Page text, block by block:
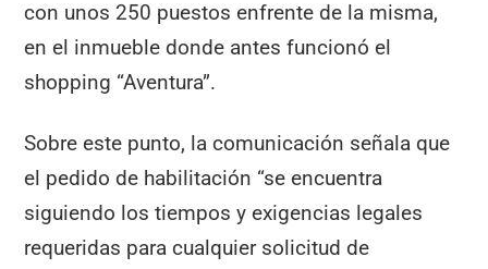
con unos 250 puestos enfrente de la misma,
en el inmueble donde antes funcionó el
shopping “Aventura”.
Sobre este punto, la comunicación señala que
el pedido de habilitación “se encuentra
siguiendo los tiempos y exigencias legales
requeridas para cualquier solicitud de